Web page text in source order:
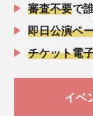
審査不要で
即日公演ペ
チケット電
イベ